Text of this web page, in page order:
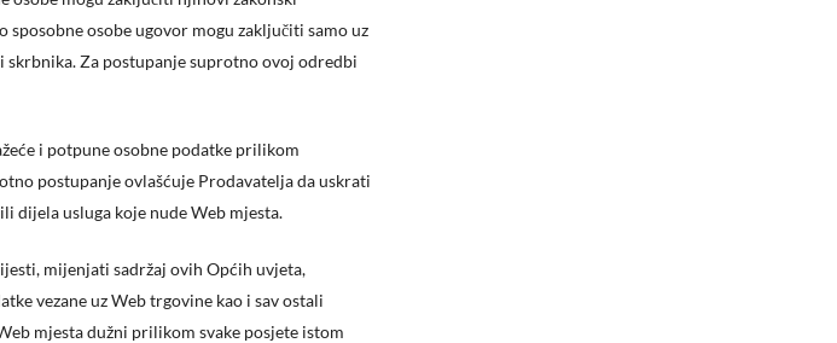
osobe ugovor mogu zaključiti samo uz
skrbnika. Za postupanje suprotno ovoj odredbi
i potpune osobne podatke prilikom
postupanje ovlašćuje Prodavatelja da uskrati
dijela usluga koje nude Web mjesta.
mijenjati sadržaj ovih Općih uvjeta,
vezane uz Web trgovine kao i sav ostali
mjesta dužni prilikom svake posjete istom